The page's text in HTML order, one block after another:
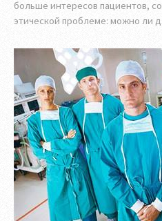
больше интересов пациентов,
этической проблеме: можно ли